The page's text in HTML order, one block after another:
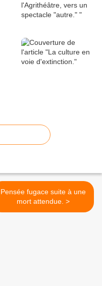
Pensée fugace suite à une
mort attendue. >